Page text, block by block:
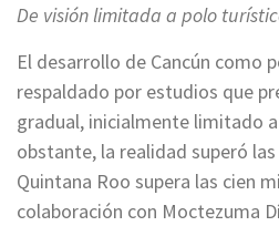
De visión limitada a polo
El desarrollo de Cancún como
respaldado por estudios que
gradual, inicialmente limitado
obstante, la realidad superó
Quintana Roo supera las cien
colaboración con Moctezuma